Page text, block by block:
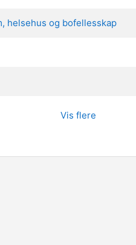
helsehus og bofellesskap
Vis flere